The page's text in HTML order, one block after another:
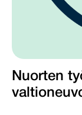
Nuorten